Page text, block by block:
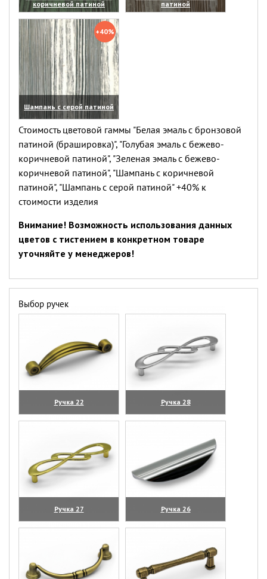
коричневой патиной
(увеличить)
патиной
(увеличить)
+40%
Шампань с серой патиной
(увеличить)
Стоимость цветовой гаммы "Белая эмаль с бронзовой
патиной (брашировка)", "Голубая эмаль с бежево-
коричневой патиной", "Зеленая эмаль с бежево-
коричневой патиной", "Шампань с коричневой
патиной", "Шампань с серой патиной" +40% к
стоимости изделия
Внимание! Возможность использования данных
цветов с тистением в конкретном товаре
уточняйте у менеджеров!
Выбор ручек
Ручка 22
(увеличить)
Ручка 28
(увеличить)
Ручка 27
(увеличить)
Ручка 26
(увеличить)